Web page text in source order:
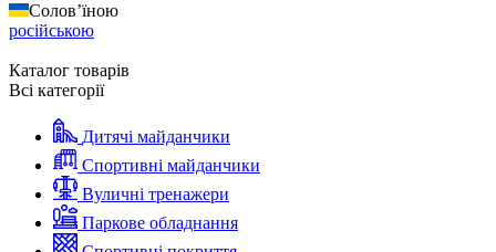
Солов’їною
російською
Каталог товарів
Всі категорії
Дитячі майданчики
Спортивні майданчики
Вуличні тренажери
Паркове обладнання